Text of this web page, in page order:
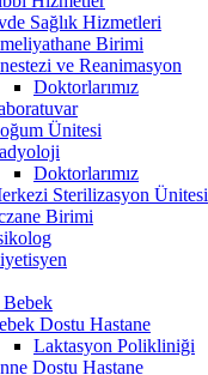
Sağlık Hizmetleri
Birimi
ve Reanimasyon
Doktorlarımız
Ünitesi
Doktorlarımız
Sterilizasyon Ünitesi
Birimi
Dostu Hastane
Laktasyon Polikliniği
Dostu Hastane